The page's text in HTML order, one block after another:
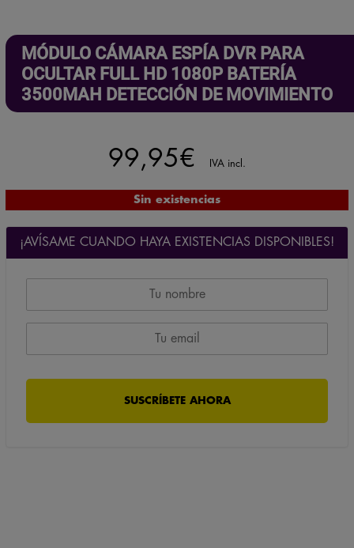
MÓDULO CÁMARA ESPÍA DVR PARA
OCULTAR FULL HD 1080P BATERÍA
3500MAH DETECCIÓN DE MOVIMIENTO
99,95€ IVA incl.
Sin existencias
¡AVÍSAME CUANDO HAYA EXISTENCIAS DISPONIBLES!